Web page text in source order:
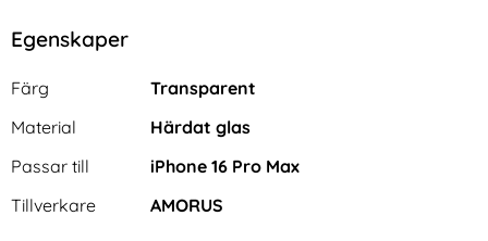
Egenskaper
Egenskaper/attribut för denna produkt
Attribut
Färg
Transparent
Material
Härdat glas
Passar till
iPhone 16 Pro Max
Tillverkare
AMORUS